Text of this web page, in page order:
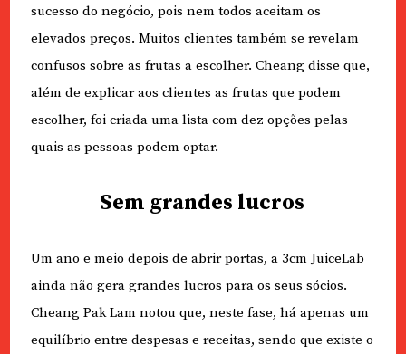
sucesso do negócio, pois nem todos aceitam os
elevados preços. Muitos clientes também se revelam
confusos sobre as frutas a escolher. Cheang disse que,
além de explicar aos clientes as frutas que podem
escolher, foi criada uma lista com dez opções pelas
quais as pessoas podem optar.
Sem grandes lucros
Um ano e meio depois de abrir portas, a 3cm JuiceLab
ainda não gera grandes lucros para os seus sócios.
Cheang Pak Lam notou que, neste fase, há apenas um
equilíbrio entre despesas e receitas, sendo que existe o